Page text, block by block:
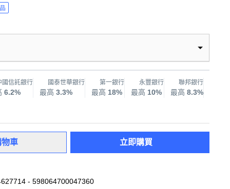
國信託銀行
6.2%
國泰世華銀行
最高 3.3%
第一銀行
最高 18%
永豐銀行
最高 10%
聯邦銀行
最高 8.3%
車 立即購買
- 598064700047360